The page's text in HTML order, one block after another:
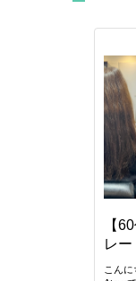
【
レ
こん